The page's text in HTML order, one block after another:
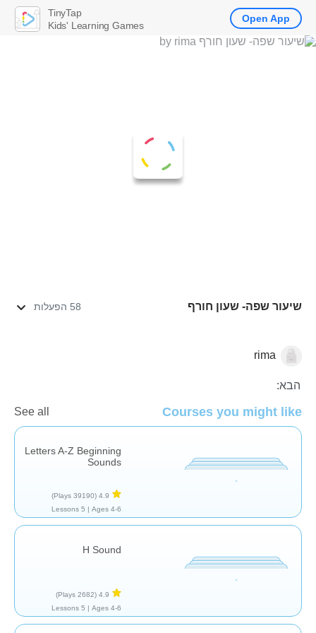
שיעור שפה- שעון חורף 58 הפעלות
אותיות וצלילים
rima
הבא:
Courses you might like
See all
Letters A-Z Beginning
Sounds
4.9
(39190 Plays)
Ages 4-6 |
5 Lessons
H Sound
4.9
(2682 Plays)
Ages 4-6 |
5 Lessons
TinyTap
Kids' Learning Games
Open App